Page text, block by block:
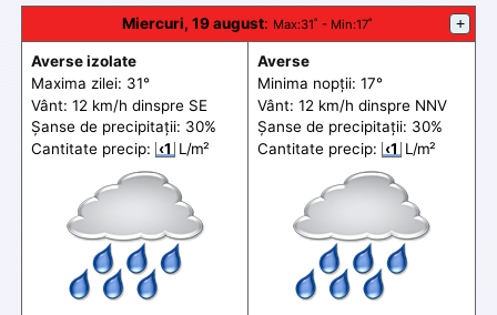
Miercuri, 19 august: Max:31˚ - Min:17˚ +
Averse izolate
Maxima zilei: 31°
Vânt: 12 km/h dinspre SE
Șanse de precipitații: 30%
Cantitate precip: ‹1 L/m²
Averse
Minima nopții: 17°
Vânt: 12 km/h dinspre NNV
Șanse de precipitații: 30%
Cantitate precip: ‹1 L/m²